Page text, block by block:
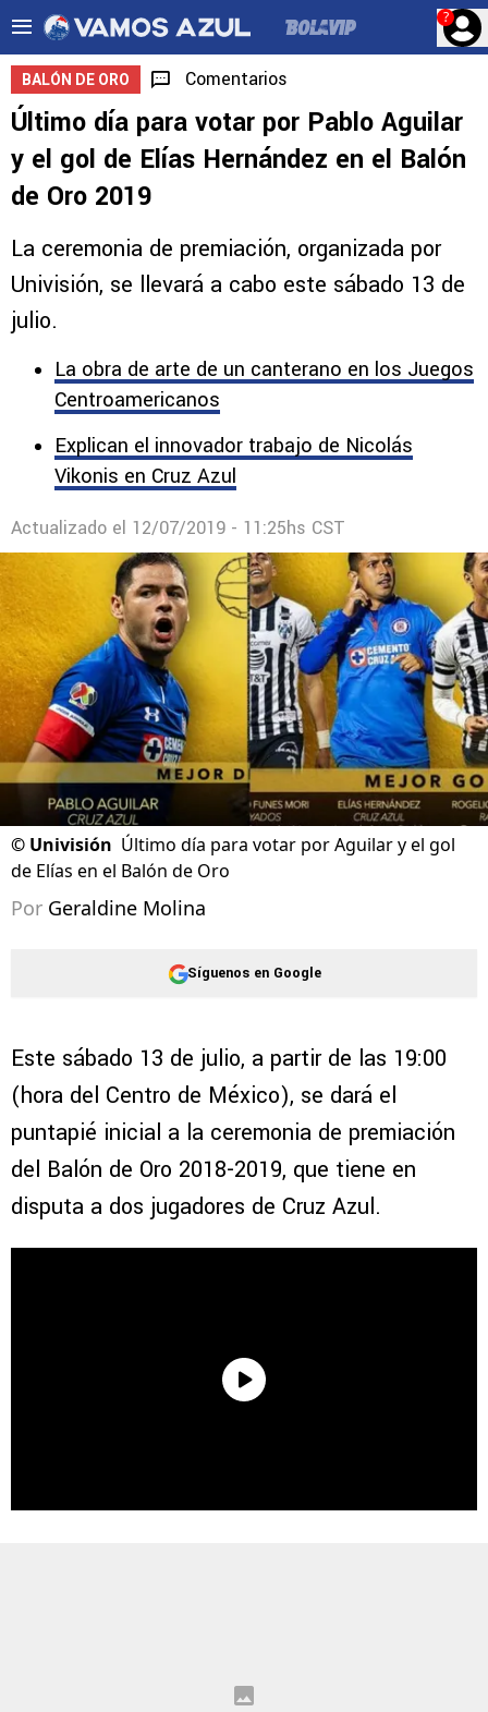
?
BALÓN DE ORO Comentarios
Último día para votar por Pablo Aguilar
y el gol de Elías Hernández en el Balón
de Oro 2019
La ceremonia de premiación, organizada por
Univisión, se llevará a cabo este sábado 13 de
julio.
La obra de arte de un canterano en los Juegos
Centroamericanos
Explican el innovador trabajo de Nicolás
Vikonis en Cruz Azul
Actualizado el 12/07/2019 - 11:25hs CST
© Univisión Último día para votar por Aguilar y el gol
de Elías en el Balón de Oro
Por Geraldine Molina
Síguenos en Google
Este sábado 13 de julio, a partir de las 19:00
(hora del Centro de México), se dará el
puntapié inicial a la ceremonia de premiación
del Balón de Oro 2018-2019, que tiene en
disputa a dos jugadores de Cruz Azul.